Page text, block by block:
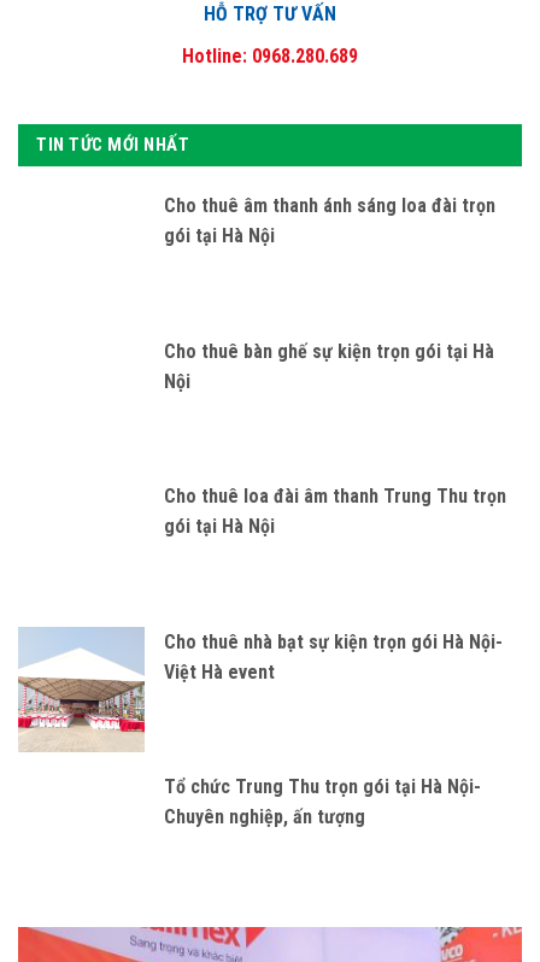
HỖ TRỢ TƯ VẤN
Hotline: 0968.280.689
TIN TỨC MỚI NHẤT
Cho thuê âm thanh ánh sáng loa đài trọn
gói tại Hà Nội
Cho thuê bàn ghế sự kiện trọn gói tại Hà
Nội
Cho thuê loa đài âm thanh Trung Thu trọn
gói tại Hà Nội
Cho thuê nhà bạt sự kiện trọn gói Hà Nội-
Việt Hà event
Tổ chức Trung Thu trọn gói tại Hà Nội-
Chuyên nghiệp, ấn tượng